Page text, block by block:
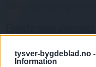
tysver-bygdeblad.no -
Information
Passord